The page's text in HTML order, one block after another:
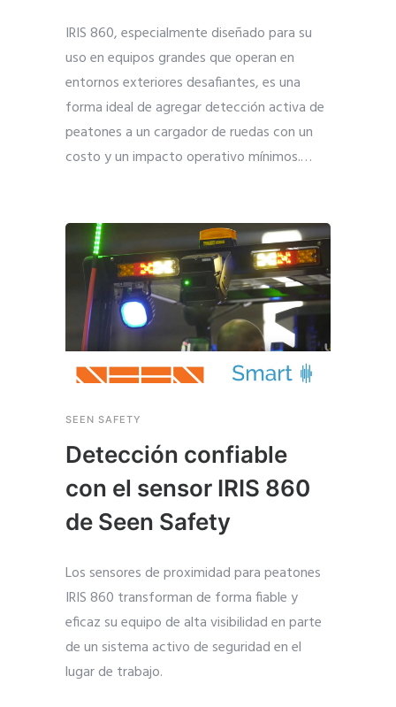
IRIS 860, especialmente diseñado para su
uso en equipos grandes que operan en
entornos exteriores desafiantes, es una
forma ideal de agregar detección activa de
peatones a un cargador de ruedas con un
costo y un impacto operativo mínimos.…
SEEN SAFETY
Detección confiable
con el sensor IRIS 860
de Seen Safety
Los sensores de proximidad para peatones
IRIS 860 transforman de forma fiable y
eficaz su equipo de alta visibilidad en parte
de un sistema activo de seguridad en el
lugar de trabajo.